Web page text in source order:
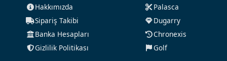
Hakkımızda
Sipariş Takibi
Banka Hesapları
Gizlilik Politikası
Palasca
Dugarry
Chronexis
Golf